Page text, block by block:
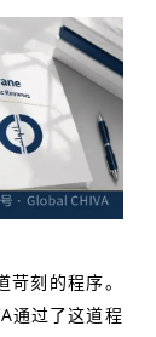
刻的程序。
通过了这道程